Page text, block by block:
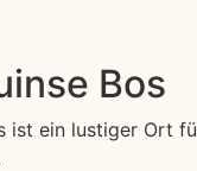
Bos
ist ein lustiger Ort